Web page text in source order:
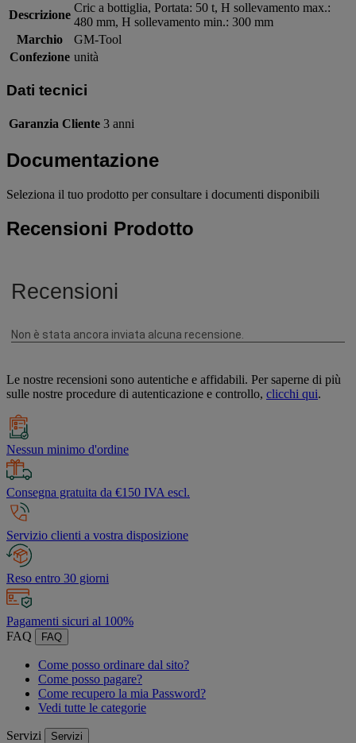
Descrizione
Cric a bottiglia, Portata: 50 t, H sollevamento max.:
480 mm, H sollevamento min.: 300 mm
Marchio
GM-Tool
Confezione unità
Dati tecnici
Garanzia Cliente 3 anni
Documentazione
Seleziona il tuo prodotto per consultare i documenti disponibili
Recensioni Prodotto
Le nostre recensioni sono autentiche e affidabili. Per saperne di più
sulle nostre procedure di autenticazione e controllo, clicchi qui.
Nessun minimo d'ordine
Consegna gratuita da €150 IVA escl.
Servizio clienti a vostra disposizione
Reso entro 30 giorni
Pagamenti sicuri al 100%
FAQ
FAQ
Come posso ordinare dal sito?
Come posso pagare?
Come recupero la mia Password?
Vedi tutte le categorie
Servizi Servizi